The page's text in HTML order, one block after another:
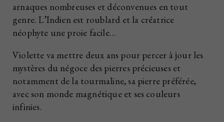
arnaques nombreuses et déconvenues en tout
genre. L’Indien est roublard et la créatrice
néophyte une proie facile…
Violette va mettre deux ans pour percer à jour les
mystères du négoce des pierres précieuses et
notamment de la tourmaline, sa pierre préférée,
avec son monde magnétique et ses couleurs
infinies.